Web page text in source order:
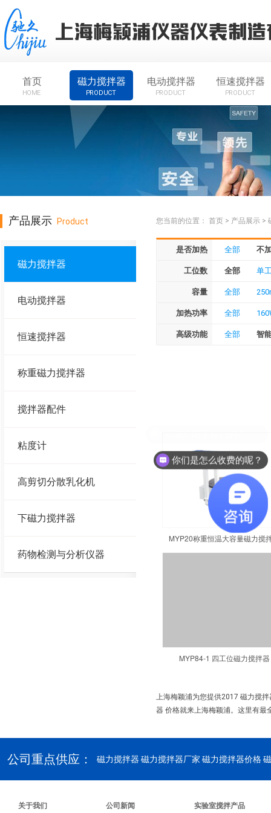
首页
HOME
磁力搅拌器
PRODUCT
电动搅拌器
PRODUCT
恒速搅拌器
PRODUCT
产品展示 Product
磁力搅拌器
电动搅拌器
恒速搅拌器
称重磁力搅拌器
搅拌器配件
粘度计
高剪切分散乳化机
下磁力搅拌器
药物检测与分析仪器
您当前的位置： 首页 > 产品展示 >
是否加热 全部 不
工位数 全部 单
容量 全部
加热功率 全部
高级功能 全部 智
MYP20称重恒温大容量磁力搅
MYP84-1 四工位磁力搅拌器
上海梅颖浦为您提供2017 磁力搅
器 价格就来上海梅颖浦。这里有最
公司重点供应： 磁力搅拌器 磁力搅拌器厂家 磁力搅拌器价格
关于我们 公司新闻 实验室搅拌产品
你们是怎么收费的呢？